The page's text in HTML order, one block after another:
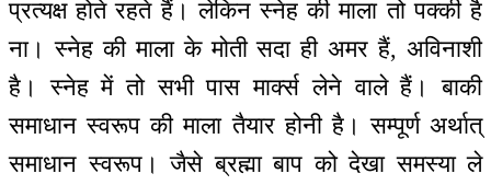
प्रत्यक्ष होते रहते हैं। लेकिन स्नेह की माला तो पक्की है
ना। स्नेह की माला के मोती सदा ही अमर हैं, अविनाशी
है। स्नेह में तो सभी पास मार्क्स लेने वाले हैं। बाकी
समाधान स्वरूप की माला तैयार होनी है। सम्पूर्ण अर्थात्
समाधान स्वरूप। जैसे ब्रह्मा बाप को देखा समस्या ले